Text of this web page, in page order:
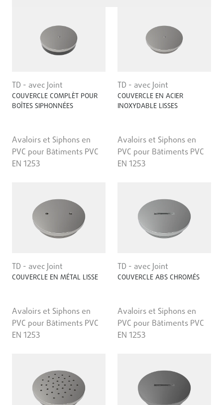
TD - avec Joint
COUVERCLE COMPLÈT POUR
BOÎTES SIPHONNÉES
Avaloirs et Siphons en
PVC pour Bâtiments PVC
EN 1253
TD - avec Joint
COUVERCLE EN ACIER
INOXYDABLE LISSES
Avaloirs et Siphons en
PVC pour Bâtiments PVC
EN 1253
TD - avec Joint
COUVERCLE EN MÉTAL LISSE
Avaloirs et Siphons en
PVC pour Bâtiments PVC
EN 1253
TD - avec Joint
COUVERCLE ABS CHROMÉS
Avaloirs et Siphons en
PVC pour Bâtiments PVC
EN 1253